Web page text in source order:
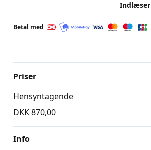
Indlæser
Betal med
Priser
Hensyntagende
DKK 870,00
Info